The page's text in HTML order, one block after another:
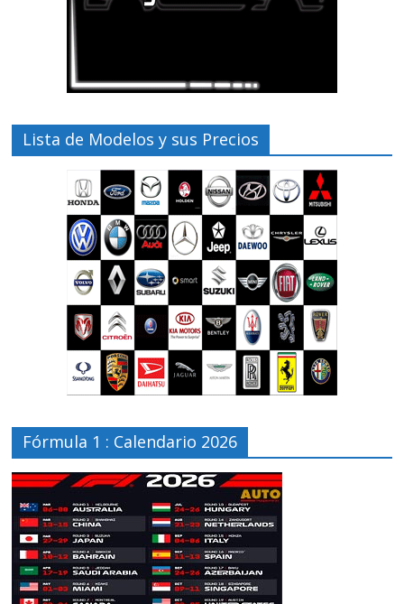
Lista de Modelos y sus Precios
Fórmula 1 : Calendario 2026